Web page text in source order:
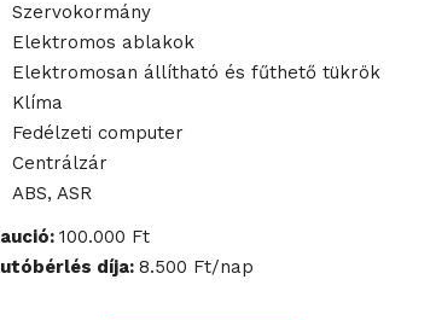
Szervokormány
Elektromos ablakok
Elektromosan állítható és fűthető tükrök
Klíma
Fedélzeti computer
Centrálzár
ABS, ASR
100.000 Ft
díja:8.500 Ft/nap